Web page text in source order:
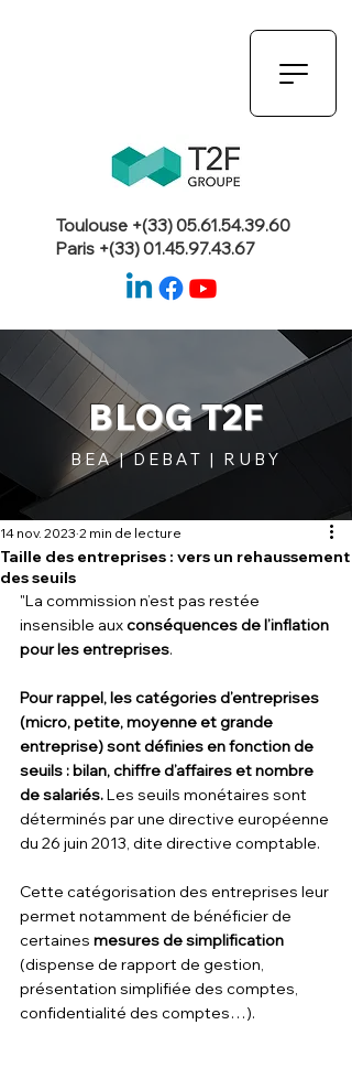
Toulouse +(33)05.61.54.39.60
Paris +(33)01.45.97.43.67
BLOG T2F
BEA | DEBAT | RUBY
Taille des entreprises : vers un rehaussement
des seuils
14 nov. 2023 2 min de lecture
"La commission n’est pas restée
insensible aux conséquences de l’inflation
pour les entreprises.
Pour rappel, les catégories d’entreprises
(micro, petite, moyenne et grande
entreprise) sont définies en fonction de
seuils : bilan, chiffre d’affaires et nombre
de salariés. Les seuils monétaires sont
déterminés par une directive européenne
du 26 juin 2013, dite directive comptable.
Cette catégorisation des entreprises leur
permet notamment de bénéficier de
certaines mesures de simplification
(dispense de rapport de gestion,
présentation simplifiée des comptes,
confidentialité des comptes…).